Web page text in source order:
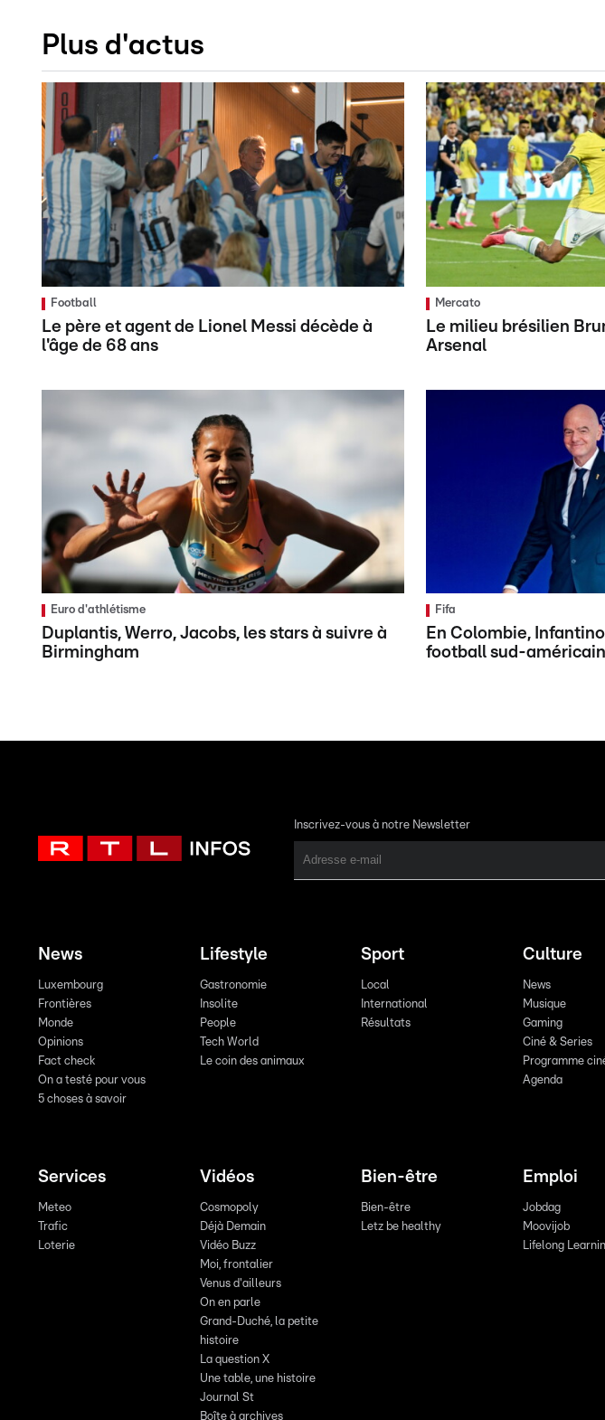
Plus d'actus
Football
Le père et agent de Lionel Messi décède à
l'âge de 68 ans
Mercato
Le milieu brésilien
Arsenal
Euro d'athlétisme
Duplantis, Werro, Jacobs, les stars à suivre à
Birmingham
Fifa
En Colombie,
football sud-américain
Inscrivez-vous à notre Newsletter
News
Luxembourg
Frontières
Monde
Opinions
Fact check
On a testé pour vous
5 choses à savoir
Lifestyle
Gastronomie
Insolite
People
Tech World
Le coin des animaux
Sport
Local
International
Résultats
Culture
News
Musique
Gaming
Ciné & Series
Programme
Agenda
Services
Meteo
Trafic
Loterie
Vidéos
Cosmopoly
Déjà Demain
Vidéo Buzz
Moi, frontalier
Venus d'ailleurs
On en parle
Grand-Duché, la petite
histoire
La question X
Une table, une histoire
Journal St
Boîte à archives
Bien-être
Bien-être
Letz be healthy
Emploi
Jobdag
Moovijob
Lifelong